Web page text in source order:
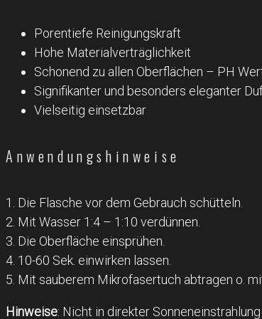
Porentiefe Reinigungskraft
Hohe Materialverträglichkeit
Schonend zu allen Oberflächen – PH
Signifikanter und besonders eleganter
Vielseitig einsetzbar
Anwendungshinweise
1. Die Flasche vor dem Gebrauch schütteln.
2. Mit Wasser 1:4 – 1:10 verdünnen.
3. Die Oberfläche einsprühen.
4. 10-60 Sek. einwirken lassen.
5. Mit sauberem Mikrofasertuch abtragen o.
Hinweise: Nicht in direkter